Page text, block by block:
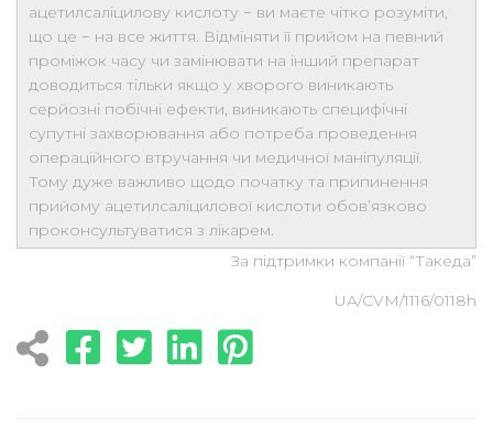
ацетилсаліцилову кислоту − ви маєте чітко розуміти,
що це − на все життя. Відміняти її прийом на певний
проміжок часу чи замінювати на інший препарат
доводиться тільки якщо у хворого виникають
серйозні побічні ефекти, виникають специфічні
супутні захворювання або потреба проведення
операційного втручання чи медичної маніпуляції.
Тому дуже важливо щодо початку та припинення
прийому ацетилсаліцилової кислоти обов’язково
проконсультуватися з лікарем.
За підтримки компанії “Такеда”
UA/CVM/1116/0118h